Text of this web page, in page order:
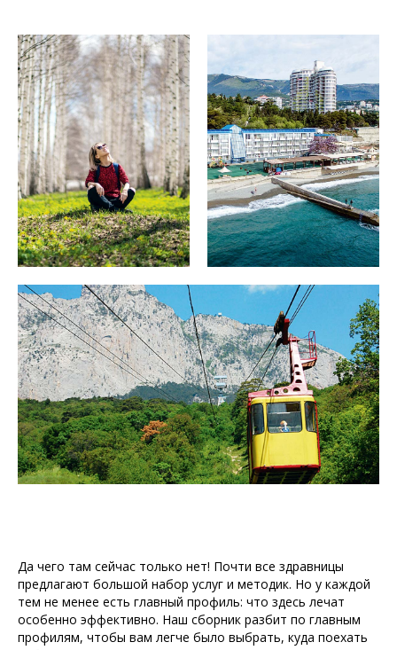
Да чего там сейчас только нет! Почти все здравницы
предлагают большой набор услуг и методик. Но у каждой
тем не менее есть главный профиль: что здесь лечат
особенно эффективно. Наш сборник разбит по главным
профилям, чтобы вам легче было выбрать, куда поехать